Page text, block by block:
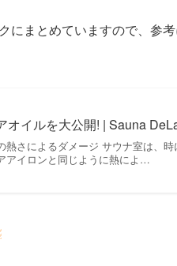
まとめていますので、参考
オイルを大公開! | Sauna
さによるダメージ サウナ室は、時
アイロンと同じように熱によ…